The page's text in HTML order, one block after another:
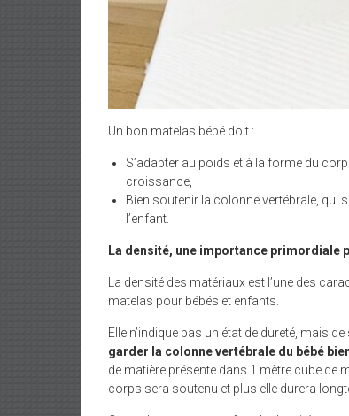
Un bon matelas bébé doit :
S’adapter au poids et à la forme du
croissance,
Bien soutenir la colonne vertébrale, qui
l’enfant.
La densité, une importance primordiale
La densité des matériaux est l’une des
matelas pour bébés et enfants.
Elle n’indique pas un état de dureté, mais
garder la colonne vertébrale du bébé
de matière présente dans 1 mètre cube de
corps sera soutenu et plus elle durera